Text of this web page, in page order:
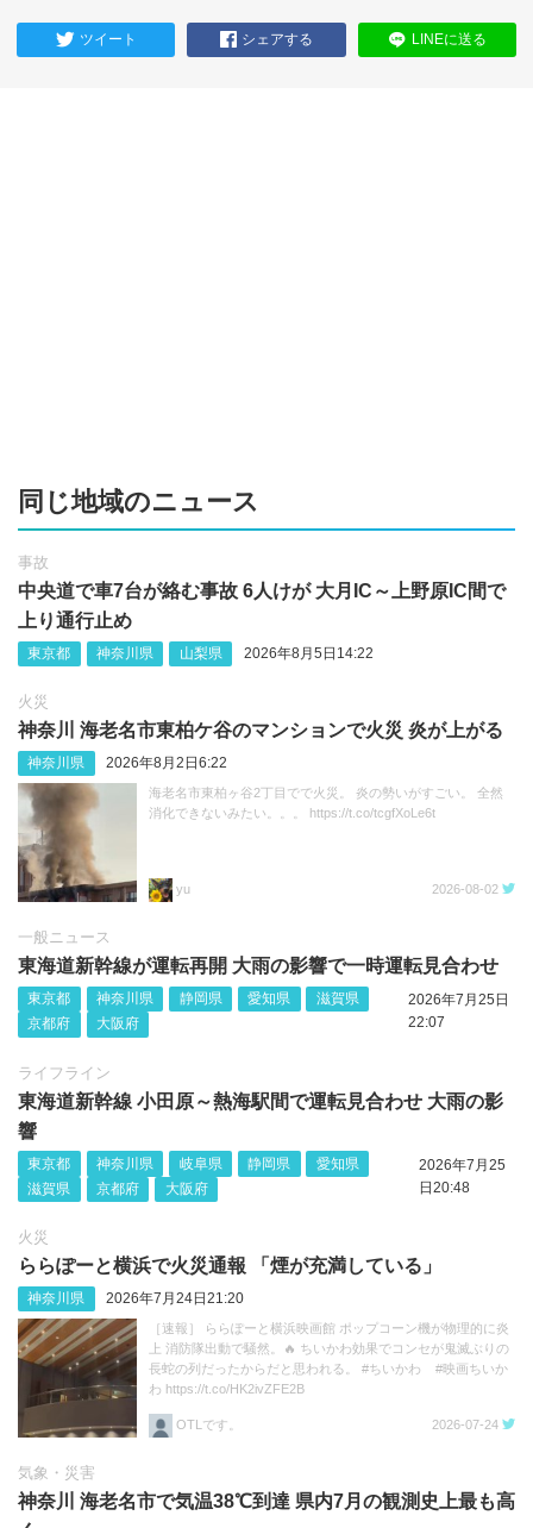
ツイート シェアする LINEに送る
同じ地域のニュース
事故
中央道で車7台が絡む事故 6人けが 大月IC～上野原IC間で
上り通行止め
東京都 神奈川県 山梨県 2026年8月5日14:22
火災
神奈川 海老名市東柏ケ谷のマンションで火災 炎が上がる
神奈川県 2026年8月2日6:22
海老名市東柏ヶ谷2丁目でで火災。 炎の勢いがすごい。 全然
消化できないみたい。。。 https://t.co/tcgfXoLe6t
yu 2026-08-02
一般ニュース
東海道新幹線が運転再開 大雨の影響で一時運転見合わせ
東京都 神奈川県 静岡県 愛知県
滋賀県
京都府
大阪府
2026年7月25日
22:07
ライフライン
東海道新幹線 小田原～熱海駅間で運転見合わせ 大雨の影
響
東京都 神奈川県 岐阜県 静岡県
愛知県
滋賀県
京都府 大阪府
2026年7月25
日20:48
火災
ららぽーと横浜で火災通報 「煙が充満している」
神奈川県 2026年7月24日21:20
［速報］ ららぽーと横浜映画館 ポップコーン機が物理的に炎
上 消防隊出動で騒然。🔥 ちいかわ効果でコンセが鬼滅ぶりの
長蛇の列だったからだと思われる。 #ちいかわ #映画ちいか
わ https://t.co/HK2ivZFE2B
OTLです。 2026-07-24
気象・災害
神奈川 海老名市で気温38℃到達 県内7月の観測史上最も高